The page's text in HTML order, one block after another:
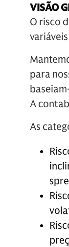
VISÃO
O risco
para
A
As